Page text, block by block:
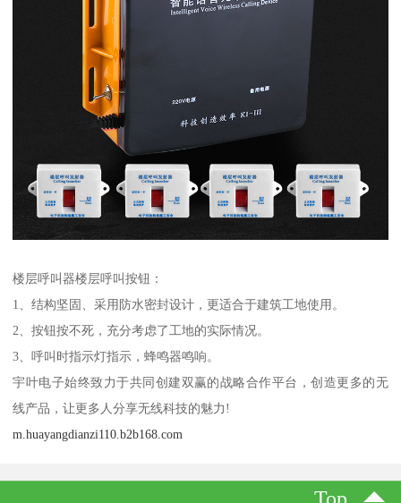
楼层呼叫器楼层呼叫按钮：
1、结构坚固、采用防水密封设计，更适合于建筑工地使用。
2、按钮按不死，充分考虑了工地的实际情况。
3、呼叫时指示灯指示，蜂鸣器鸣响。
宇叶电子始终致力于共同创建双赢的战略合作平台，创造更多的无
线产品，让更多人分享无线科技的魅力!
m.huayangdianzi110.b2b168.com
Top